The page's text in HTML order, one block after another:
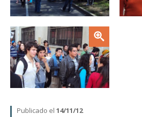
Zoom
Publicado el 14/11/12